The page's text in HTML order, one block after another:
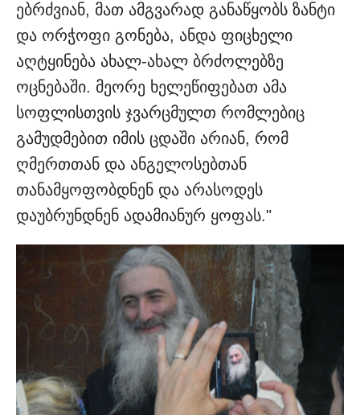
ებრძვიან, მათ ამგვარად განაწყობს ზანტი
და ორჭოფი გონება, ანდა ფიცხელი
აღტყინება ახალ-ახალ ბრძოლებზე
ოცნებაში. მეორე ხელეწიფებათ ამა
სოფლისთვის ჯვარცმულთ რომლებიც
გამუდმებით იმის ცდაში არიან, რომ
ღმერთთან და ანგელოსებთან
თანამყოფობდნენ და არასოდეს
დაუბრუნდნენ ადამიანურ ყოფას."